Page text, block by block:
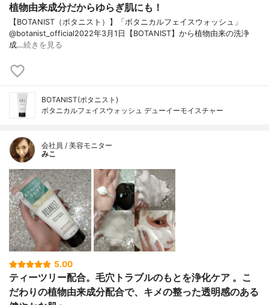
植物由来成分だからゆらぎ肌にも！
【BOTANIST（ボタニスト）】「ボタニカルフェイスウォッシュ」
@botanist_official2022年3月1日【BOTANIST】から植物由来の洗浄
成…続きを見る
BOTANIST(ボタニスト)
ボタニカルフェイスウォッシュ デューイーモイスチャー
会社員 / 美容モニター
みこ
5.00
ティーツリー配合。毛穴トラブルのもとを浄化ケア 。こ
だわりの植物由来成分配合で、キメの整った透明感のある